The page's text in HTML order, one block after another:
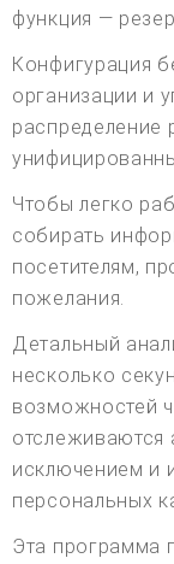
функция —
Конфигурация
организации и
распределение
Чтобы легко
собирать
посетителям,
пожелания.
Детальный
несколько
возможностей
отслеживаются
исключением и
персональных
Эта программа